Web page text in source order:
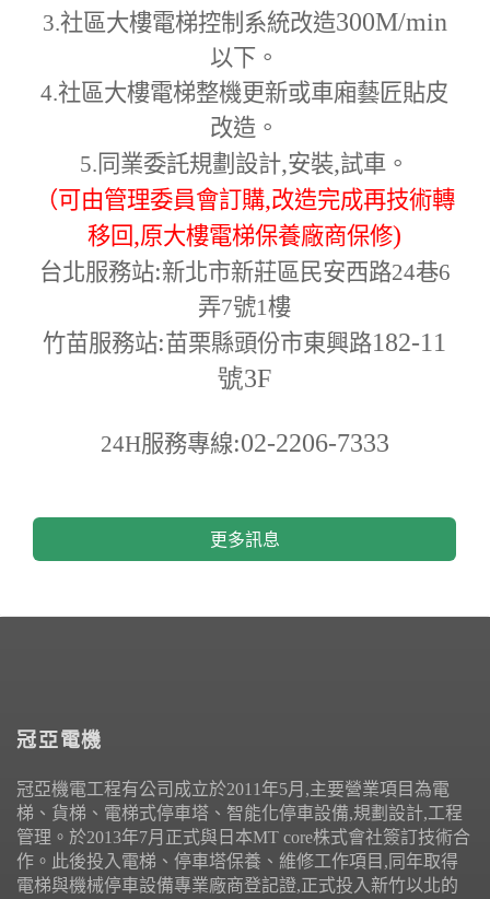
3.社區大樓電梯控制系統改造300M/min
以下。
4.社區大樓電梯整機更新或車廂藝匠貼皮
改造。
5. 同業委託規劃設計,安裝,試車。
（可由管理委員會訂購,改造完成再技術轉
移回,原大樓電梯保養廠商保修)
台北服務站:新北市新莊區民安西路24巷6
弄7號1樓
竹苗服務站:苗栗縣頭份市東興路182-11
號3F
24H服務專線:02-2206-7333
更多訊息
冠亞電機
冠亞機電工程有公司成立於2011年5月,主要營業項目為電
梯、貨梯、電梯式停車塔、智能化停車設備,規劃設計,工程
管理。於2013年7月正式與日本MT core株式會社簽訂技術合
作。此後投入電梯、停車塔保養、維修工作項目,同年取得
電梯與機械停車設備專業廠商登記證,正式投入新竹以北的